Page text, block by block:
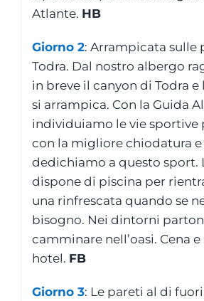
Atlante. HB
Giorno 2: Arrampicata sulle
Todra. Dal nostro albergo
in breve il canyon di Todra e
si arrampica. Con la Guida
individuiamo le vie sportive
con la migliore chiodatura e
dedichiamo a questo sport.
dispone di piscina per
una rinfrescata quando se
bisogno. Nei dintorni
camminare nell’oasi. Cena
hotel. FB
Giorno 3: Le pareti al di